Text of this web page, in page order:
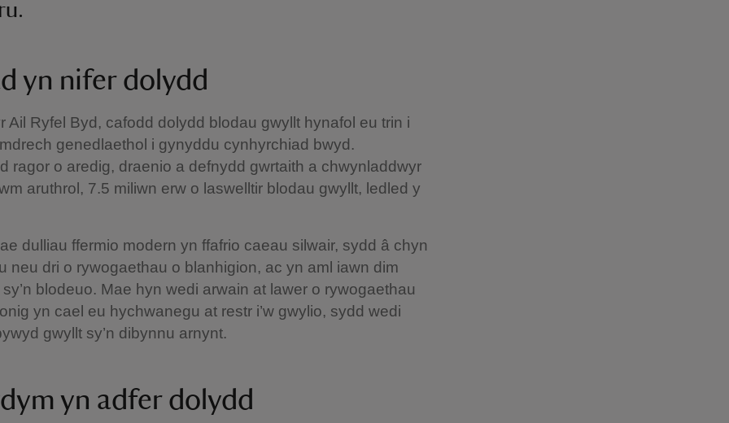
yn nifer dolydd
Ail Ryfel Byd, cafodd dolydd blodau gwyllt hynafol eu trin i
genedlaethol i gynyddu cynhyrchiad bwyd.
ragor o aredig, draenio a defnydd gwrtaith a chwynladdwyr
aruthrol, 7.5 miliwn erw o laswelltir blodau gwyllt, ledled y
dulliau ffermio modern yn ffafrio caeau silwair, sydd â chyn
neu dri o rywogaethau o blanhigion, ac yn aml iawn dim
blodeuo. Mae hyn wedi arwain at lawer o rywogaethau
yn cael eu hychwanegu at restr i’w gwylio, sydd wedi
gwyllt sy’n dibynnu arnynt.
yn adfer dolydd